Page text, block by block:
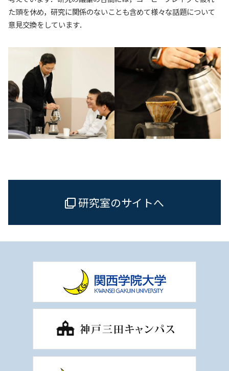
た頭を休め，研究に関係のないことも含めて様々な話題について
意見交換をしています．
研究室のサイトへ